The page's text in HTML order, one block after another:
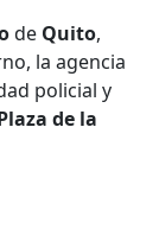
de Quito,
la agencia
policial y
de la